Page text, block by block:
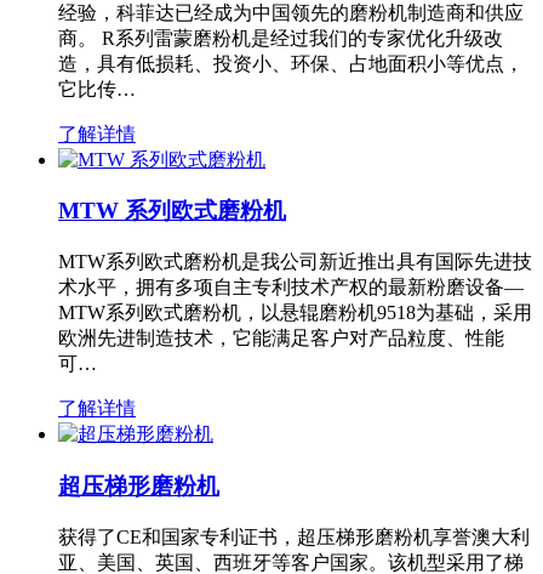
经验，科菲达已经成为中国领先的磨粉机制造商和供应
商。 R系列雷蒙磨粉机是经过我们的专家优化升级改
造，具有低损耗、投资小、环保、占地面积小等优点，
它比传…
了解详情
MTW 系列欧式磨粉机
MTW系列欧式磨粉机是我公司新近推出具有国际先进技
术水平，拥有多项自主专利技术产权的最新粉磨设备—
MTW系列欧式磨粉机，以悬辊磨粉机9518为基础，采用
欧洲先进制造技术，它能满足客户对产品粒度、性能
可…
了解详情
超压梯形磨粉机
获得了CE和国家专利证书，超压梯形磨粉机享誉澳大利
亚、美国、英国、西班牙等客户国家。该机型采用了梯